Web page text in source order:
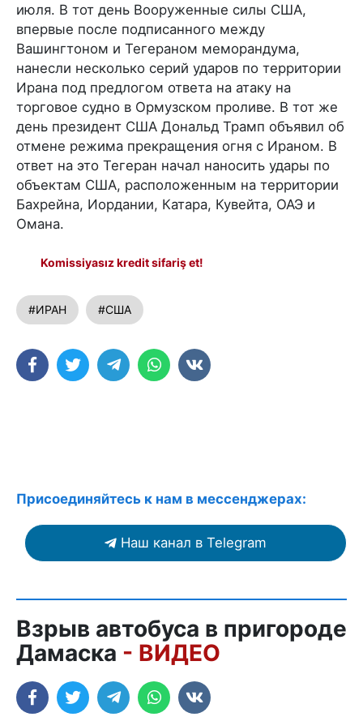
июля. В тот день Вооруженные силы США,
впервые после подписанного между
Вашингтоном и Тегераном меморандума,
нанесли несколько серий ударов по территории
Ирана под предлогом ответа на атаку на
торговое судно в Ормузском проливе. В тот же
день президент США Дональд Трамп объявил об
отмене режима прекращения огня с Ираном. В
ответ на это Тегеран начал наносить удары по
объектам США, расположенным на территории
Бахрейна, Иордании, Катара, Кувейта, ОАЭ и
Омана.
Komissiyasız kredit sifariş et!
#ИРАН #США
Присоединяйтесь к нам в мессенджерах:
Наш канал в Telegram
Взрыв автобуса в пригороде
Дамаска - ВИДЕО